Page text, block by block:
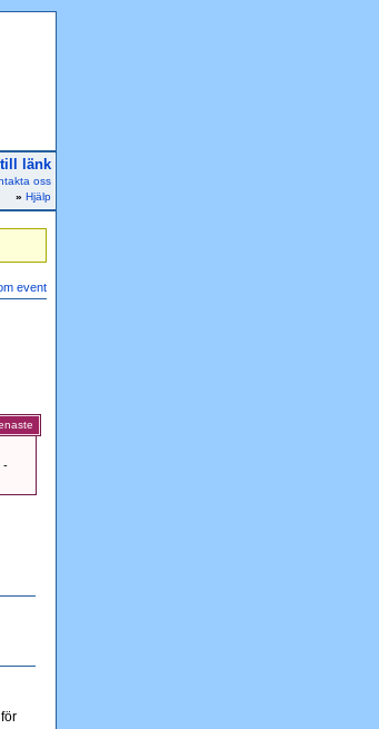
länk
oss
» Hjälp
-